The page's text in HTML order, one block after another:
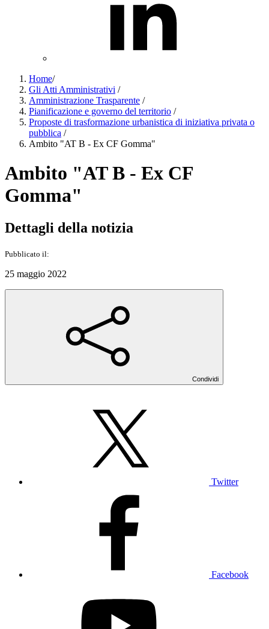
Home/
Gli Atti Amministrativi /
Amministrazione Trasparente /
Pianificazione e governo del territorio /
Proposte di trasformazione urbanistica di iniziativa privata o
pubblica /
Ambito "AT B - Ex CF Gomma"
Ambito "AT B - Ex CF
Gomma"
Dettagli della notizia
Pubblicato il:
25 maggio 2022
Condividi
Twitter
Facebook